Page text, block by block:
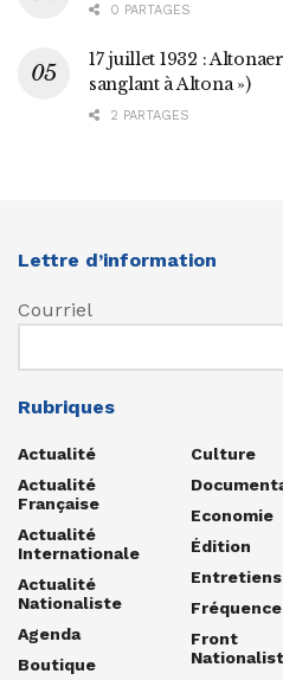
0 PARTAGES
17 juillet 1932 :
sanglant à Altona »)
2 PARTAGES
Lettre d’information
Courriel
Rubriques
Actualité
Actualité
Française
Actualité
Internationale
Actualité
Nationaliste
Agenda
Boutique
Culture
Economie
Édition
Entretiens
Front